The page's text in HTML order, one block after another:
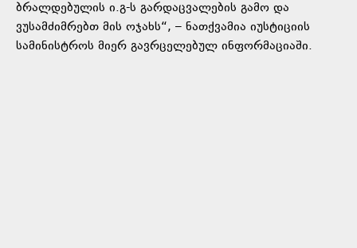
ბრალდებულის ი.გ-ს გარდაცვალების გამო და
ვუსამძიმრებთ მის ოჯახს“, – ნათქვამია იუსტიციის
სამინისტროს მიერ გავრცელებულ ინფორმაციაში.